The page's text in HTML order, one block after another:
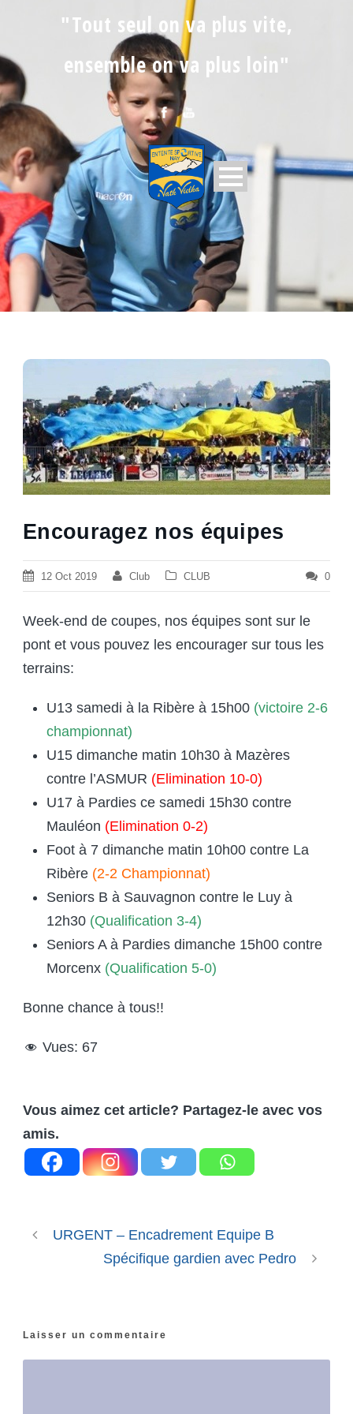
"Tout seul on va plus vite,
ensemble on va plus loin"
Encouragez nos équipes
12 Oct 2019 Club CLUB 0
Week-end de coupes, nos équipes sont sur le
pont et vous pouvez les encourager sur tous les
terrains:
U13 samedi à la Ribère à 15h00 (victoire 2-6
championnat)
U15 dimanche matin 10h30 à Mazères
contre l’ASMUR (Elimination 10-0)
U17 à Pardies ce samedi 15h30 contre
Mauléon (Elimination 0-2)
Foot à 7 dimanche matin 10h00 contre La
Ribère (2-2 Championnat)
Seniors B à Sauvagnon contre le Luy à
12h30 (Qualification 3-4)
Seniors A à Pardies dimanche 15h00 contre
Morcenx (Qualification 5-0)
Bonne chance à tous!!
Vues: 67
Vous aimez cet article? Partagez-le avec vos
amis.
URGENT – Encadrement Equipe B
Spécifique gardien avec Pedro
Laisser un commentaire